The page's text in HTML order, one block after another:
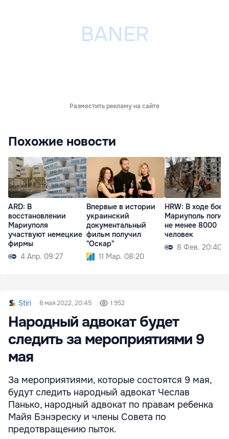
Разместить рекламу на сайте
Похожие новости
ARD: В
восстановлении
Мариуполя
участвуют немецкие
фирмы
4 Апр. 09:27
Впервые в истории
украинский
документальный
фильм получил
"Оскар"
11 Мар. 08:20
HRW: В ходе боев
Мариуполь
не менее 8000
человек
8 Фев. 20:40
Stiri 8 мая 2022, 20:45 1 952
Народный адвокат будет
следить за мероприятиями 9
мая
За мероприятиями, которые состоятся 9 мая,
будут следить народный адвокат Чеслав
Панько, народный адвокат по правам ребенка
Майя Бэнэреску и члены Совета по
предотвращению пыток.